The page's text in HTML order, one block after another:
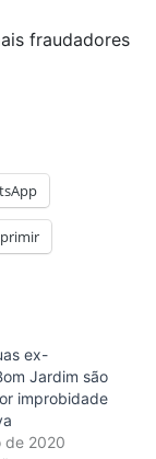
fraudadores
ex-
Jardim são
improbidade
de 2020